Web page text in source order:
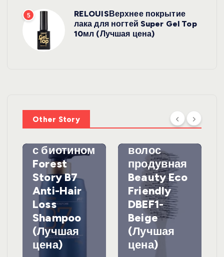
5
RELOUISВерхнее покрытие
лака для ногтей Super Gel Top
10мл (Лучшая цена)
Other Story
волос
против
с биотином
Forest
Story B7
Anti-Hair
Loss
Shampoo
(Лучшая
цена)
DewalЩетк
волос
продувная
Beauty Eco
Friendly
DBEF1-
Beige
(Лучшая
цена)